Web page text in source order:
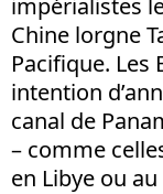
impérialistes
Chine lorgne
Pacifique.
intention
canal de
– comme
en Libye ou